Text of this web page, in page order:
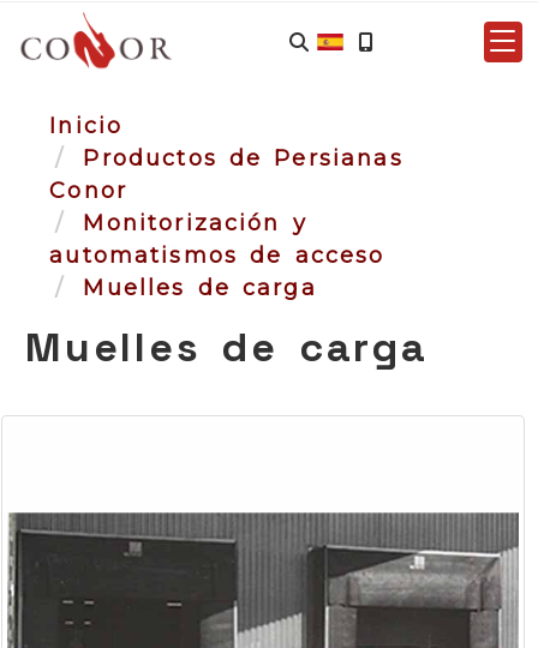
Inicio
Productos de Persianas
Conor
Monitorización y
automatismos de acceso
Muelles de carga
Muelles de carga